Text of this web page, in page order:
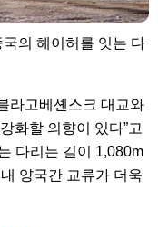
의 헤이허를 잇는 다
라고베셴스크 대교와
화할 의향이 있다”고
다리는 길이 1,080m
양국간 교류가 더욱